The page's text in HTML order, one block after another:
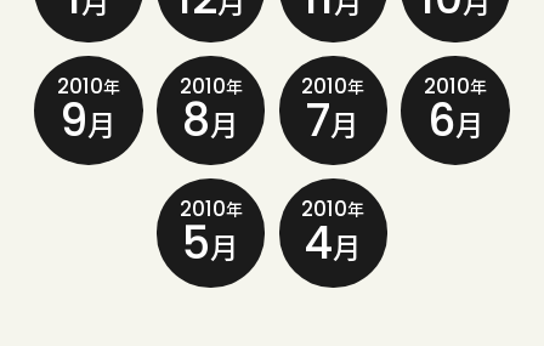
2010年
9月
2010年
8月
2010年
7月
2010年
6月
2010年
5月
2010年
4月